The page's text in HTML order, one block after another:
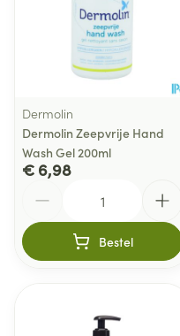
Dermolin
Dermolin Zeepvrije Hand
Wash Gel 200ml
€ 6,98
Bestel